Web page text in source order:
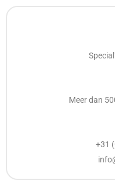
Meer dan
+31